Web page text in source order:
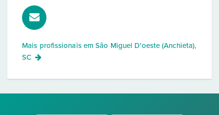
Mais profissionais emSão Miguel D'oeste (Anchieta),
SC